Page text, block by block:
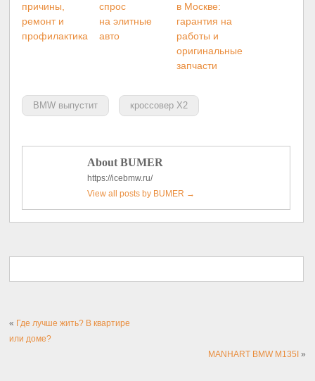
причины,
ремонт и
профилактика
спрос
на элитные
авто
в Москве:
гарантия на
работы и
оригинальные
запчасти
BMW выпустит кроссовер X2
About BUMER
https://icebmw.ru/
View all posts by BUMER →
« Где лучше жить? В квартире
или доме?
MANHART BMW M135I»